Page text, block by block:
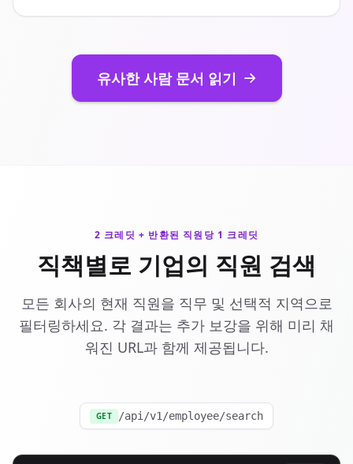
유사한 사람 문서 읽기
2 크레딧 + 반환된 직원당 1 크레딧
직책별로 기업의 직원 검색
모든 회사의 현재 직원을 직무 및 선택적 지역으로
필터링하세요. 각 결과는 추가 보강을 위해 미리 채
워진 URL과 함께 제공됩니다.
GET /api/v1/employee/search